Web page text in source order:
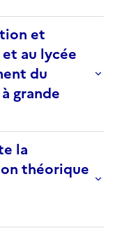
et
et au lycée
du
grande
la
théorique